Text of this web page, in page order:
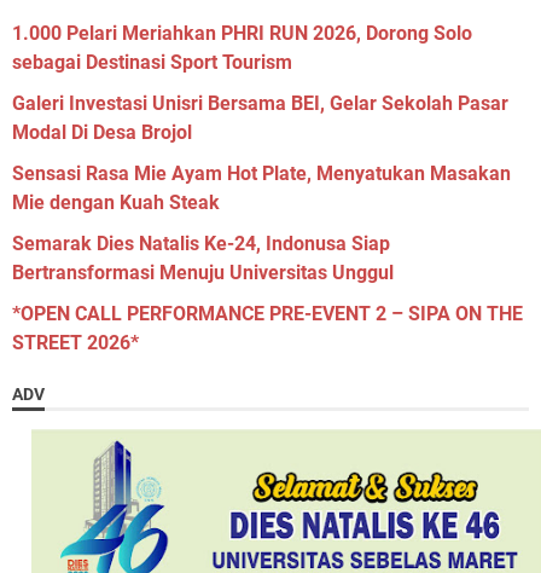
1.000 Pelari Meriahkan PHRI RUN 2026, Dorong Solo
sebagai Destinasi Sport Tourism
Galeri Investasi Unisri Bersama BEI, Gelar Sekolah Pasar
Modal Di Desa Brojol
Sensasi Rasa Mie Ayam Hot Plate, Menyatukan Masakan
Mie dengan Kuah Steak
Semarak Dies Natalis Ke-24, Indonusa Siap
Bertransformasi Menuju Universitas Unggul
*OPEN CALL PERFORMANCE PRE-EVENT 2 – SIPA ON THE
STREET 2026*
ADV